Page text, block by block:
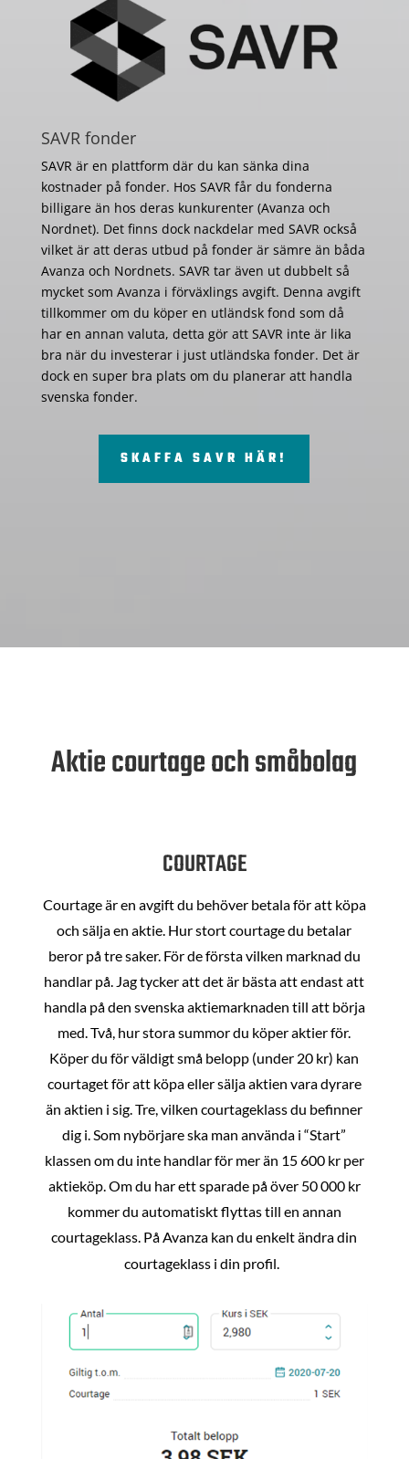
SAVR fonder
SAVR är en plattform där du kan sänka dina
kostnader på fonder. Hos SAVR får du fonderna
billigare än hos deras kunkurenter (Avanza och
Nordnet). Det finns dock nackdelar med SAVR också
vilket är att deras utbud på fonder är sämre än båda
Avanza och Nordnets. SAVR tar även ut dubbelt så
mycket som Avanza i förväxlings avgift. Denna avgift
tillkommer om du köper en utländsk fond som då
har en annan valuta, detta gör att SAVR inte är lika
bra när du investerar i just utländska fonder. Det är
dock en super bra plats om du planerar att handla
svenska fonder.
SKAFFA SAVR HÄR!
Aktie courtage och småbolag
COURTAGE
Courtage är en avgift du behöver betala för att köpa
och sälja en aktie. Hur stort courtage du betalar
beror på tre saker. För de första vilken marknad du
handlar på. Jag tycker att det är bästa att endast att
handla på den svenska aktiemarknaden till att börja
med. Två, hur stora summor du köper aktier för.
Köper du för väldigt små belopp (under 20 kr) kan
courtaget för att köpa eller sälja aktien vara dyrare
än aktien i sig. Tre, vilken courtageklass du befinner
dig i. Som nybörjare ska man använda i “Start”
klassen om du inte handlar för mer än 15 600 kr per
aktieköp. Om du har ett sparade på över 50 000 kr
kommer du automatiskt flyttas till en annan
courtageklass. På Avanza kan du enkelt ändra din
courtageklass i din profil.